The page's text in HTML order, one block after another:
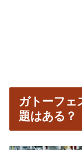
ガトーフェ
題はある？